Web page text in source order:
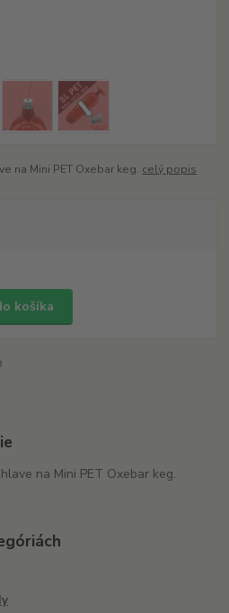
na Mini PET Oxebar keg. celý popis
košíka
na Mini PET Oxebar keg.